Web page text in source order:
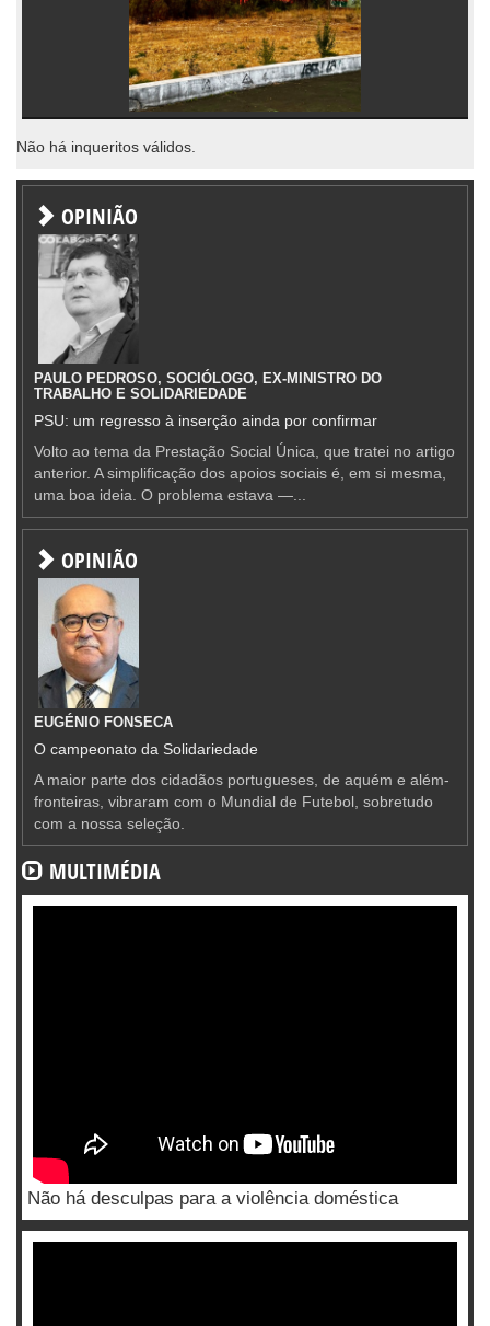
Não há inqueritos válidos.
OPINIÃO
PAULO PEDROSO, SOCIÓLOGO, EX-MINISTRO DO
TRABALHO E SOLIDARIEDADE
PSU: um regresso à inserção ainda por confirmar
Volto ao tema da Prestação Social Única, que tratei no artigo
anterior. A simplificação dos apoios sociais é, em si mesma,
uma boa ideia. O problema estava —...
OPINIÃO
EUGÉNIO FONSECA
O campeonato da Solidariedade
A maior parte dos cidadãos portugueses, de aquém e além-
fronteiras, vibraram com o Mundial de Futebol, sobretudo
com a nossa seleção.
MULTIMÉDIA
Não há desculpas para a violência doméstica